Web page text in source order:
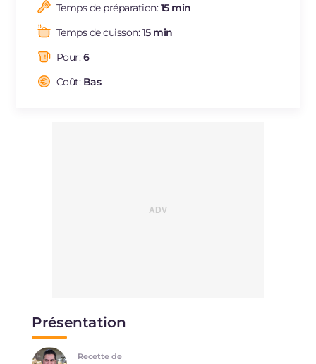
BR
NL
Temps de préparation:15 min
Temps de cuisson:15 min
Pour:6
Coût: Bas
Présentation
Recette de